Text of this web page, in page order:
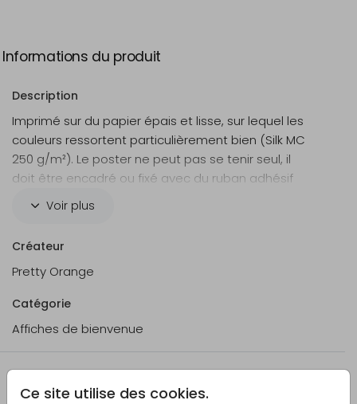
Ce site utilise des cookies.
Informations du produit
Description
Imprimé sur du papier épais et lisse, sur lequel les
couleurs ressortent particulièrement bien (Silk MC
250 g/m²). Le poster ne peut pas se tenir seul, il
doit être encadré ou fixé avec du ruban adhésif
par exemple. Souhaitez-vous ce poster dans une
version plus petite et/ou avec du film plastique?
Voir plus
Créateur
Pretty Orange
Catégorie
Affiches de bienvenue